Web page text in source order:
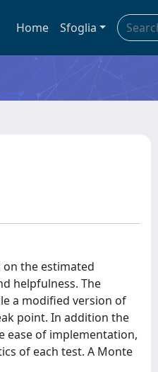
Home Sfoglia
the estimated
helpfulness. The
a modified version of
point. In addition the
ease of implementation,
of each test. A Monte